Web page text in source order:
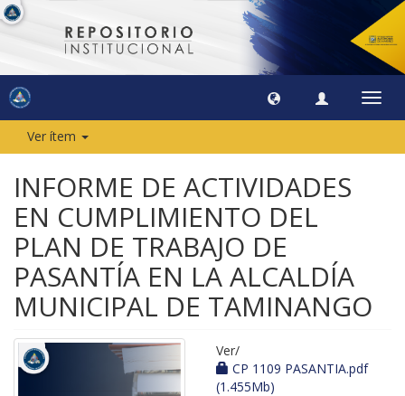
Ver ítem
INFORME DE ACTIVIDADES
EN CUMPLIMIENTO DEL
PLAN DE TRABAJO DE
PASANTÍA EN LA ALCALDÍA
MUNICIPAL DE TAMINANGO
Ver/
CP 1109 PASANTIA.pdf
(1.455Mb)